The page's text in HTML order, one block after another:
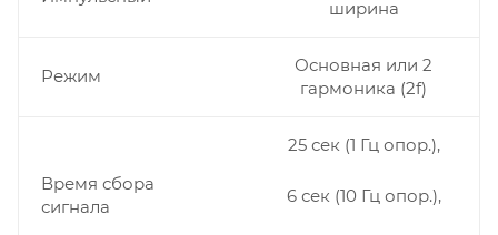
ширина
Режим
Основная или 2
гармоника (2f)
Время сбора
сигнала
25 сек (1 Гц опор.),
6 сек (10 Гц опор.),